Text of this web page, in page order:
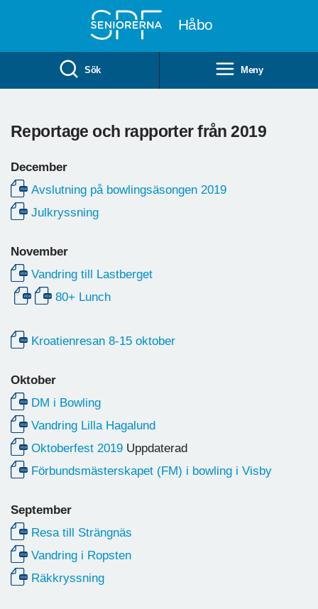
Håbo
Sök Meny
Reportage och rapporter från 2019
December
Avslutning på bowlingsäsongen 2019
Julkryssning
November
Vandring till Lastberget
80+ Lunch
Kroatienresan 8-15 oktober
Oktober
DM i Bowling
Vandring Lilla Hagalund
Oktoberfest 2019 Uppdaterad
Förbundsmästerskapet (FM) i bowling i Visby
September
Resa till Strängnäs
Vandring i Ropsten
Räkkryssning